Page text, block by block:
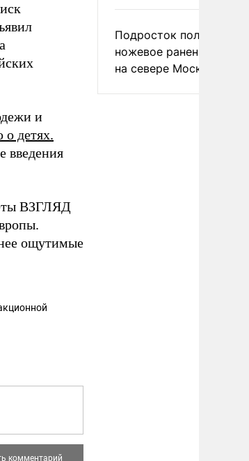
и
о детях.
введения
ВЗГЛЯД
ощутимые
Подросток получил
ножевое ранение в
на севере Москвы